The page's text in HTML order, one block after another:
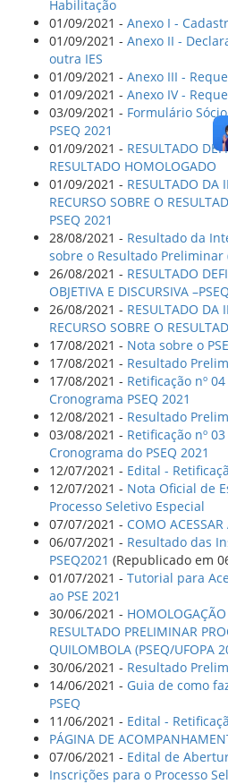
Habilitação
01/09/2021 - Anexo I -
01/09/2021 - Anexo II -
outra IES
01/09/2021 - Anexo III -
01/09/2021 - Anexo IV -
03/09/2021 - Formulário
PSEQ 2021
01/09/2021 - RESULTADO
RESULTADO HOMOLOGADO
01/09/2021 - RESULTADO DA
RECURSO SOBRE O
PSEQ 2021
28/08/2021 - Resultado da
sobre o Resultado Preliminar
26/08/2021 - RESULTADO
OBJETIVA E DISCURSIVA –PSEQ
26/08/2021 - RESULTADO DA
RECURSO SOBRE O
17/08/2021 - Nota sobre o PSE
17/08/2021 - Resultado
17/08/2021 - Retificação nº
Cronograma PSEQ 2021
12/08/2021 - Resultado
03/08/2021 - Retificação nº
Cronograma do PSEQ 2021
12/07/2021 - Edital -
12/07/2021 - Nota Oficial de
Processo Seletivo Especial
07/07/2021 - COMO
06/07/2021 - Resultado das
PSEQ2021 (Republicado em
01/07/2021 - Tutorial para
ao PSE 2021
30/06/2021 -
RESULTADO PRELIMINAR
QUILOMBOLA (PSEQ/UFOPA
30/06/2021 - Resultado
14/06/2021 - Guia de como
PSEQ
11/06/2021 - Edital -
PÁGINA DE
07/06/2021 - Edital de
Inscrições para o Processo